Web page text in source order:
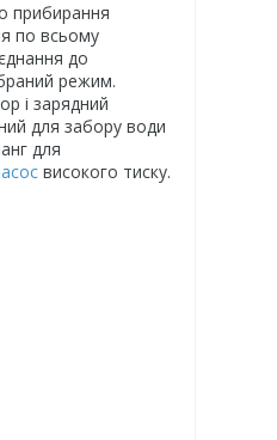
прибирання
по всьому
до
режим.
і зарядний
для забору води
для
високого тиску.